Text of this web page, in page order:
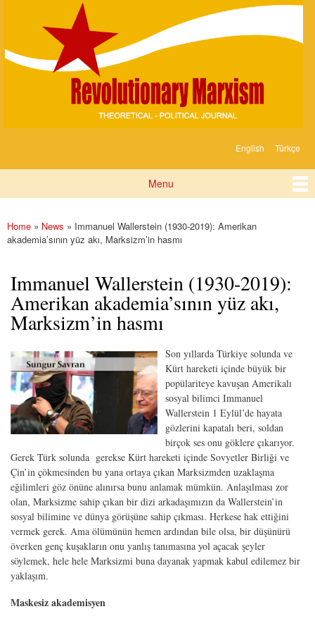
content
Marksizm
English Türkçe
Menu
You are here
Home » News » Immanuel Wallerstein (1930-2019): Amerikan
akademia’sının yüz akı, Marksizm’in hasmı
Immanuel Wallerstein (1930-2019):
Amerikan akademia’sının yüz akı,
Marksizm’in hasmı
Son yıllarda Türkiye solunda ve
Kürt hareketi içinde büyük bir
popülariteye kavuşan Amerikalı
sosyal bilimci Immanuel
Wallerstein 1 Eylül’de hayata
gözlerini kapatalı beri, soldan
birçok ses onu göklere çıkarıyor.
Gerek Türk solunda gerekse Kürt hareketi içinde Sovyetler Birliği ve
Çin’in çökmesinden bu yana ortaya çıkan Marksizmden uzaklaşma
eğilimleri göz önüne alınırsa bunu anlamak mümkün. Anlaşılması zor
olan, Marksizme sahip çıkan bir dizi arkadaşımızın da Wallerstein’in
sosyal bilimine ve dünya görüşüne sahip çıkması. Herkese hak ettiğini
vermek gerek. Ama ölümünün hemen ardından bile olsa, bir düşünürü
överken genç kuşakların onu yanlış tanımasına yol açacak şeyler
söylemek, hele hele Marksizmi buna dayanak yapmak kabul edilemez bir
yaklaşım.
Maskesiz akademisyen